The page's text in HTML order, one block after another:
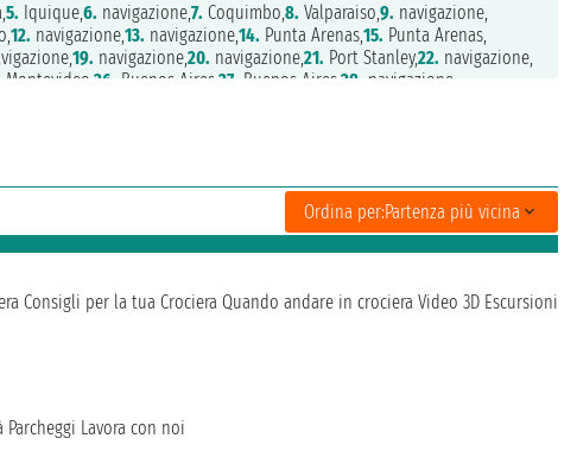
5. Iquique,6. navigazione,7. Coquimbo,8. Valparaiso,9. navigazione,
12. navigazione,13. navigazione,14. Punta Arenas,15. Punta Arenas,
19. navigazione,20. navigazione,21. Port Stanley,22. navigazione,
Montevideo,26. Buenos Aires,27. Buenos Aires,28. navigazione,
Ordina per:Partenza più vicina
Consigli per la tua Crociera Quando andare in crociera Video 3D Escursioni
Parcheggi Lavora con noi